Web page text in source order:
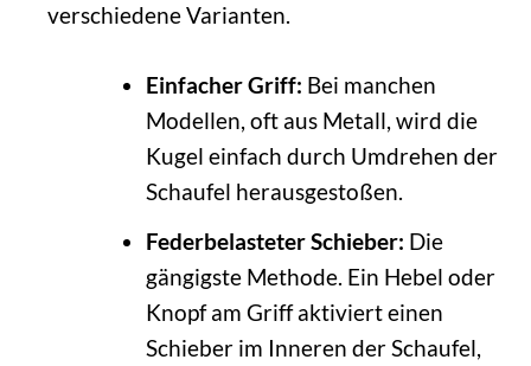
verschiedene Varianten.
Einfacher Griff: Bei manchen
Modellen, oft aus Metall, wird die
Kugel einfach durch Umdrehen der
Schaufel herausgestoßen.
Federbelasteter Schieber: Die
gängigste Methode. Ein Hebel oder
Knopf am Griff aktiviert einen
Schieber im Inneren der Schaufel,